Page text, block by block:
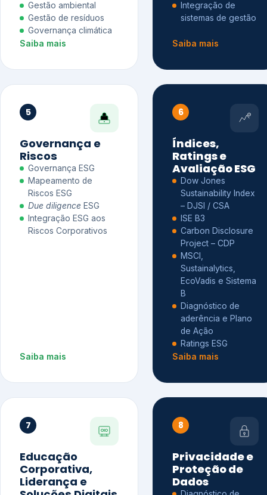
Gestão ambiental
Gestão de resíduos
Governança climática
Saiba mais
Integração de
sistemas de gestão
Saiba mais
5
Governança e
Riscos
Governança ESG
Mapeamento de
Riscos ESG
Due diligence ESG
Integração ESG aos
Riscos Corporativos
Saiba mais
6
Índices,
Ratings e
Avaliação ESG
Dow Jones
Sustainability Index
– DJSI / CSA
ISE B3
Carbon Disclosure
Project – CDP
MSCI,
Sustainalytics,
EcoVadis e Sistema
B
Diagnóstico de
aderência e Plano
de Ação
Ratings ESG
Saiba mais
7
Educação
Corporativa,
Liderança e
8
Privacidade e
Proteção de
Dados